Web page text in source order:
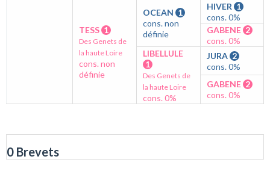
TESS 1
Des Genets de
la haute Loire
cons. non
définie
OCEAN 1
cons. non
définie
HIVER 1
cons. 0%
GABENE 2
cons. 0%
LIBELLULE
1
Des Genets de
la haute Loire
cons. 0%
JURA 2
cons. 0%
GABENE 2
cons. 0%
0 Brevets